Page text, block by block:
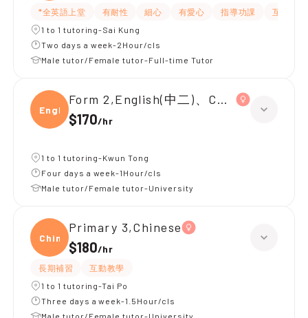
*全英語上堂 有耐性 細心 有愛心 指導功課
互動教學
1 to 1 tutoring-Sai Kung
Two days a week-2Hour/cls
Male tutor/Female tutor-Full-time Tutor
Engli
Form 2,English(中二)、Chinese(中二)
$170/hr
1 to 1 tutoring-Kwun Tong
Four days a week-1Hour/cls
Male tutor/Female tutor-University
Chine
Primary 3,Chinese
$180/hr
長期補習
互動教學
1 to 1 tutoring-Tai Po
Three days a week-1.5Hour/cls
Male tutor/Female tutor-University